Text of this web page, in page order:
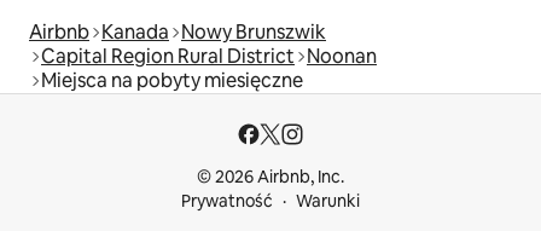
Airbnb Kanada Nowy Brunszwik
Capital Region Rural District Noonan
Miejsca na pobyty miesięczne
© 2026 Airbnb, Inc.
Prywatność
Warunki